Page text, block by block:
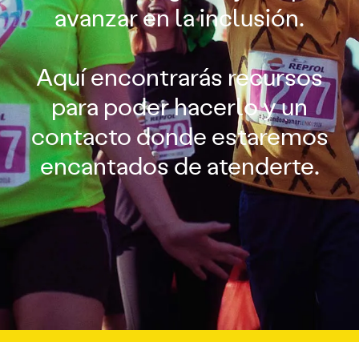
avanzar en la inclusión.
Aquí encontrarás recursos
para poder hacerlo y un
contacto donde estaremos
encantados de atenderte.